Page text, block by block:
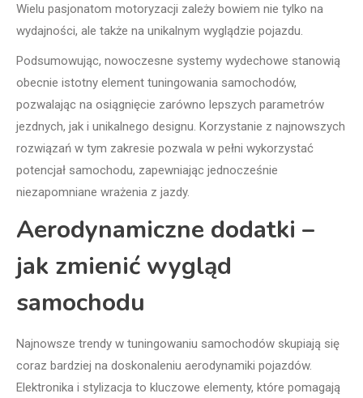
Wielu pasjonatom motoryzacji zależy bowiem nie tylko na
wydajności, ale także na unikalnym wyglądzie pojazdu.
Podsumowując, nowoczesne systemy wydechowe stanowią
obecnie istotny element tuningowania samochodów,
pozwalając na osiągnięcie zarówno lepszych parametrów
jezdnych, jak i unikalnego designu. Korzystanie z najnowszych
rozwiązań w tym zakresie pozwala w pełni wykorzystać
potencjał samochodu, zapewniając jednocześnie
niezapomniane wrażenia z jazdy.
Aerodynamiczne dodatki –
jak zmienić wygląd
samochodu
Najnowsze trendy w tuningowaniu samochodów skupiają się
coraz bardziej na doskonaleniu aerodynamiki pojazdów.
Elektronika i stylizacja to kluczowe elementy, które pomagają